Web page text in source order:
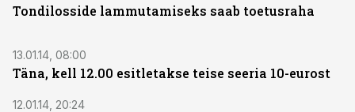
Tondilosside lammutamiseks saab toetusraha
13.01.14, 08:00
Täna, kell 12.00 esitletakse teise seeria 10-eurost
12.01.14, 20:24